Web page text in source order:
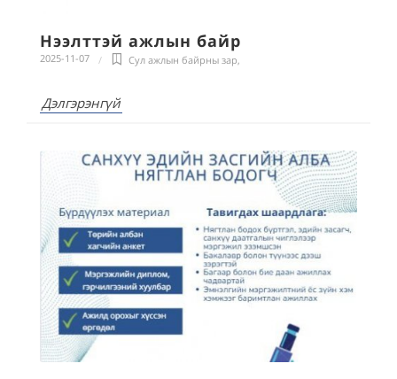
Нээлттэй ажлын байр
2025-11-07 Сул ажлын байрны зар,
Дэлгэрэнгүй